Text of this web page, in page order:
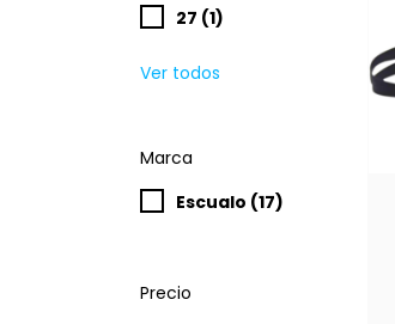
27 (1)
Ver todos
Marca
Escualo (17)
Precio